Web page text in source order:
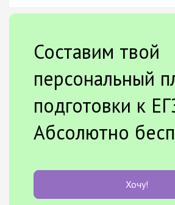
Составим твой
персональный
подготовки к
Абсолютно
Хочу!